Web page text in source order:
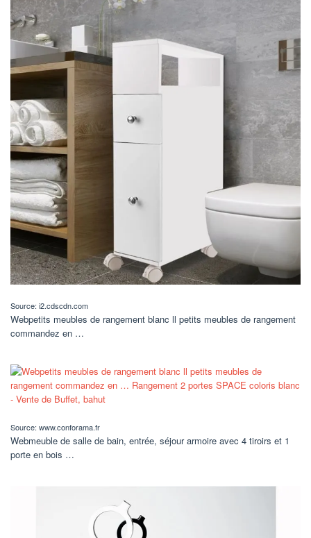
Source: i2.cdscdn.com
Webpetits meubles de rangement blanc ll petits meubles de rangement
commandez en …
Source: www.conforama.fr
Webmeuble de salle de bain, entrée, séjour armoire avec 4 tiroirs et 1
porte en bois …